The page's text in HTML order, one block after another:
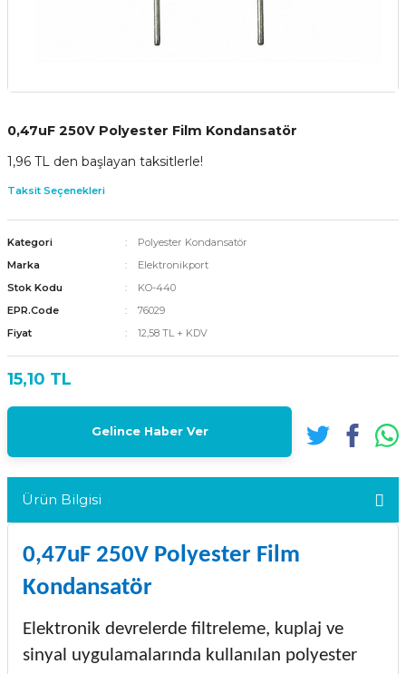
0,47uF 250V Polyester Film Kondansatör
1,96 TL den başlayan taksitlerle!
Taksit Seçenekleri
Kategori
Polyester Kondansatör
Marka
Elektronikport
Stok Kodu
KO-440
EPR.Code
76029
Fiyat
12,58 TL + KDV
15,10 TL
Gelince Haber Ver
Ürün Bilgisi
0,47uF 250V Polyester Film
Kondansatör
Elektronik devrelerde filtreleme, kuplaj ve
sinyal uygulamalarında kullanılan polyester